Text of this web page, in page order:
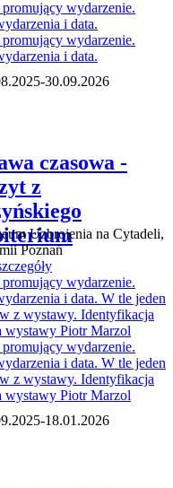
30.09.2026
czasowa -
z
Uzbrojenia na Cytadeli,
Poznań
18.01.2026